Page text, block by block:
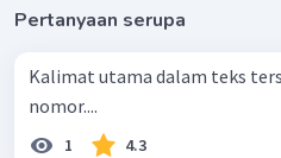
Pertanyaan serupa
Kalimat utama dalam teks
nomor....
1 4.3